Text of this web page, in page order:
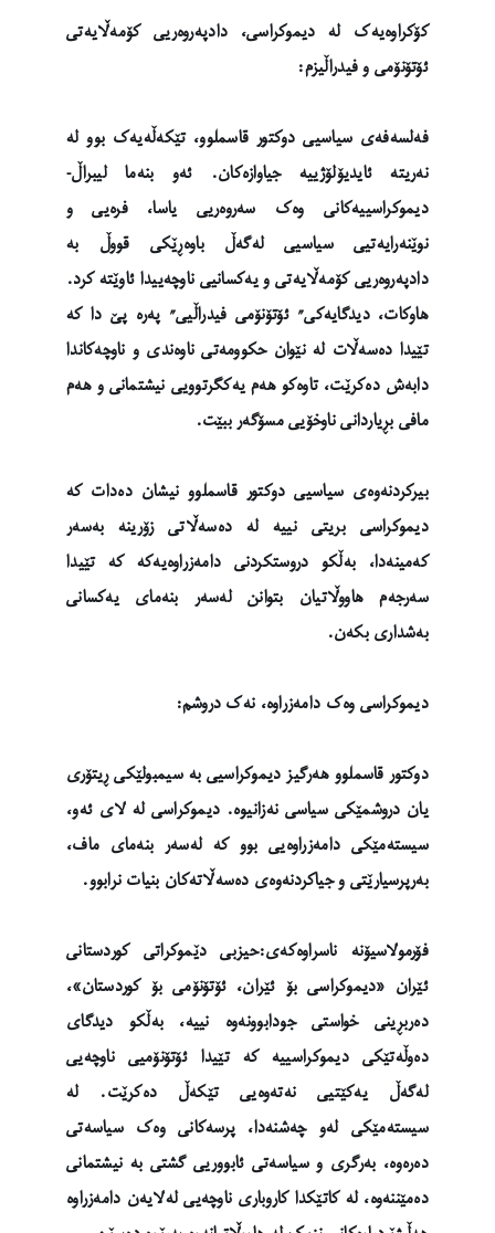
کۆکراوەیەک لە دیموکراسی، دادپەروەریی کۆمەڵایەتی
ئۆتۆنۆمی و فیدراڵیزم:
فەلسەفەی سیاسیی دوکتور قاسملوو، تێکەڵەیەک بوو لە
نەریتە ئایدیۆلۆژییە جیاوازەکان. ئەو بنەما لیبراڵ-
دیموکراسییەکانی وەک سەروەریی یاسا، فرەیی و
نوێنەرایەتیی سیاسیی لەگەڵ باوەڕێکی قووڵ بە
دادپەروەریی کۆمەڵایەتی و یەکسانیی ناوچەییدا ئاوێتە کرد.
هاوکات، دیدگایەکی” ئۆتۆنۆمی فیدراڵیی” پەرە پێ دا کە
تێیدا دەسەڵات لە نێوان حکوومەتی ناوەندی و ناوچەکاندا
دابەش دەکرێت، تاوەکو هەم یەکگرتوویی نیشتمانی و هەم
مافی بڕیاردانی ناوخۆیی مسۆگەر ببێت.
بیرکردنەوەی سیاسیی دوکتور قاسملوو نیشان دەدات کە
دیموکراسی بریتی نییە لە دەسەڵاتی زۆرینە بەسەر
کەمینەدا، بەڵکو دروستکردنی دامەزراوەیەکە کە تێیدا
سەرجەم هاووڵاتیان بتوانن لەسەر بنەمای یەکسانی
بەشداری بکەن.
دیموکراسی وەک دامەزراوە، نەک دروشم:
دوکتور قاسملوو هەرگیز دیموکراسیی بە سیمبولێکی ڕیتۆری
یان دروشمێکی سیاسی نەزانیوە. دیموکراسی لە لای ئەو،
سیستەمێکی دامەزراوەیی بوو کە لەسەر بنەمای ماف،
بەرپرسیارێتی و جیاکردنەوەی دەسەڵاتەکان بنیات نرابوو.
فۆرمولاسیۆنە ناسراوەکەی:حیزبی دێموکراتی کوردستانی
ئێران «دیموکراسی بۆ ئێران، ئۆتۆنۆمی بۆ کوردستان»،
دەربڕینی خواستی جودابوونەوە نییە، بەڵکو دیدگای
دەوڵەتێکی دیموکراسییە کە تێیدا ئۆتۆنۆمیی ناوچەیی
لەگەڵ یەکێتیی نەتەوەیی تێکەڵ دەکرێت. لە
سیستەمێکی لەو چەشنەدا، پرسەکانی وەک سیاسەتی
دەرەوە، بەرگری و سیاسەتی ئابووریی گشتی بە نیشتمانی
دەمێننەوە، لە کاتێکدا کاروباری ناوچەیی لەلایەن دامەزراوە